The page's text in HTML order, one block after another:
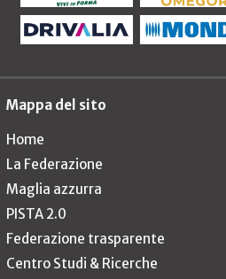
Mappa del sito
Home
La Federazione
Maglia azzurra
PISTA 2.0
Federazione trasparente
Centro Studi & Ricerche